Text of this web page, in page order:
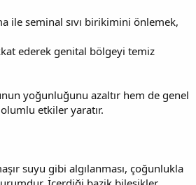
ile seminal sıvı birikimini önlemek,
ederek genital bölgeyi temiz
yoğunluğunu azaltır hem de genel
etkiler yaratır.
suyu gibi algılanması, çoğunlukla